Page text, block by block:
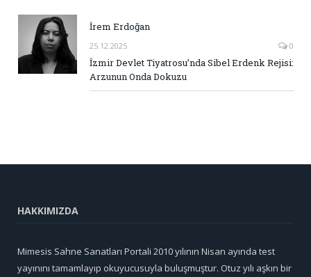
İrem Erdoğan
25.12.2025 0
İzmir Devlet Tiyatrosu’nda Sibel Erdenk Rejisi:
Arzunun Onda Dokuzu
HAKKIMIZDA
Mimesis Sahne Sanatları Portali 2010 yılının Nisan ayında test
yayınını tamamlayıp okuyucusuyla buluşmuştur. Otuz yılı aşkın bir